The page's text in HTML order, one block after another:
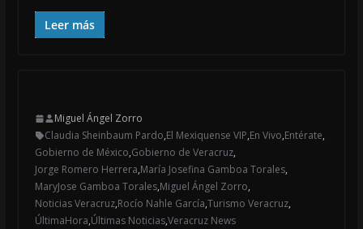
Leer más
Miguel Ángel Zorro
Claudia Sheinbaum Pardo,El Mexiquense VIP,En Vivo,Entérate,
Gobierno de México,Gobierno de Veracruz,
Jorge Romero Herrera,María Josefina Gamboa Torales,
MaryJose Gamboa Torales,Miguel Ángel Zorro,
Noticias Veracruz,Rocío Nahle García,Turismo Veracruz,
ÚltimaHora,Últimas Noticias,Veracruz News